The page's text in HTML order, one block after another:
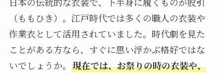
（ももひき）。江戸時代では多くの職人の衣装や
作業衣として活用されていました。時代劇を見た
ことがある方なら、すぐに思い浮かぶ格好ではな
いでしょうか。 現在では、お祭りの時の衣装や、